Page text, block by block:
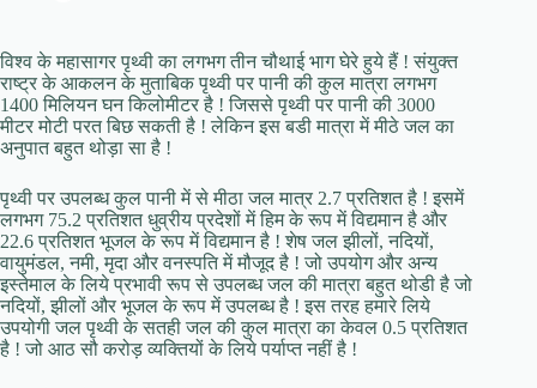
विश्व के महासागर पृथ्वी का लगभग तीन चौथाई भाग घेरे हुये हैं ! संयुक्त
राष्ट्र के आकलन के मुताबिक पृथ्वी पर पानी की कुल मात्रा लगभग
1400 मिलियन घन किलोमीटर है ! जिससे पृथ्वी पर पानी की 3000
मीटर मोटी परत बिछ सकती है ! लेकिन इस बडी मात्रा में मीठे जल का
अनुपात बहुत थोड़ा सा है !
पृथ्वी पर उपलब्ध कुल पानी में से मीठा जल मात्र 2.7 प्रतिशत है ! इसमें
लगभग 75.2 प्रतिशत धुव्रीय प्रदेशों में हिम के रूप में विद्यमान है और
22.6 प्रतिशत भूजल के रूप में विद्यमान है ! शेष जल झीलों, नदियों,
वायुमंडल, नमी, मृदा और वनस्पति में मौजूद है ! जो उपयोग और अन्य
इस्तेमाल के लिये प्रभावी रूप से उपलब्ध जल की मात्रा बहुत थोडी है जो
नदियों, झीलों और भूजल के रूप में उपलब्ध है ! इस तरह हमारे लिये
उपयोगी जल पृथ्वी के सतही जल की कुल मात्रा का केवल 0.5 प्रतिशत
है ! जो आठ सौ करोड़ व्यक्तियों के लिये पर्याप्त नहीं है !